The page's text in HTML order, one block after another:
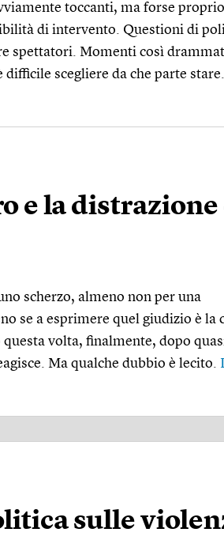
toccanti, ma forse
di intervento. Questioni di
spettatori. Momenti così
difficile scegliere da che parte stare.
e la
scherzo, almeno non per una
se a esprimere quel giudizio è la
volta, finalmente, dopo
Ma qualche dubbio è lecito.
sulle